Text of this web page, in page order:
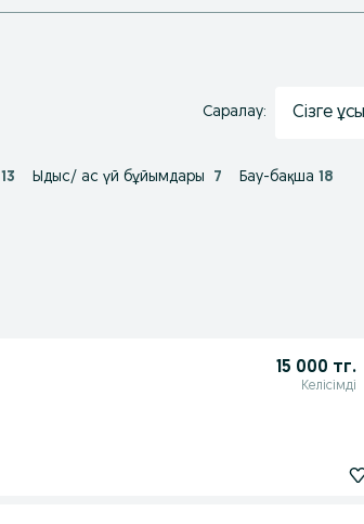
Саралау: Сізге
13 Ыдыс/ ас үй бұйымдары 7 Бау-бақша 18
15 000 тг.
Келісімді